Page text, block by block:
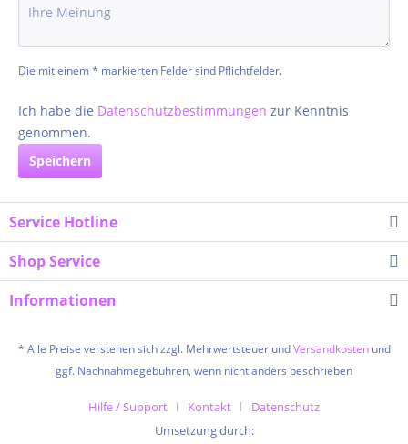
Die mit einem * markierten Felder sind Pflichtfelder.
Ich habe die Datenschutzbestimmungen zur Kenntnis
genommen.
Speichern
Service Hotline
Shop Service
Informationen
* Alle Preise verstehen sich zzgl. Mehrwertsteuer undVersandkostenund
ggf. Nachnahmegebühren, wenn nicht anders beschrieben
Hilfe / Support Kontakt
Datenschutz
Umsetzung durch: